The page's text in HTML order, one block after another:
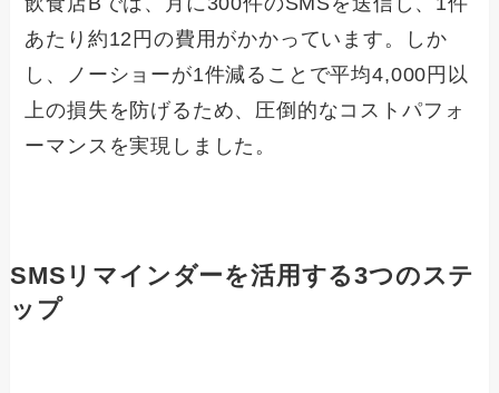
あたり約12円の費用がかかっています。しか
し、ノーショーが1件減ることで平均4,000円以
上の損失を防げるため、圧倒的なコストパフォ
ーマンスを実現しました。
SMSリマインダーを活用する3つのステ
ップ